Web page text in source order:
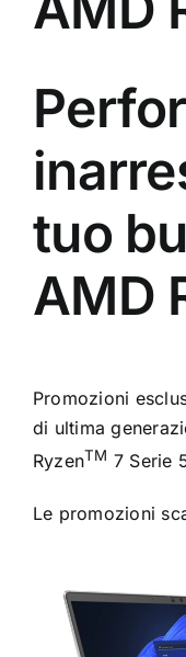
tuo
AMD
Promozioni
di ultima
RyzenTM 7 Serie
Le promozioni